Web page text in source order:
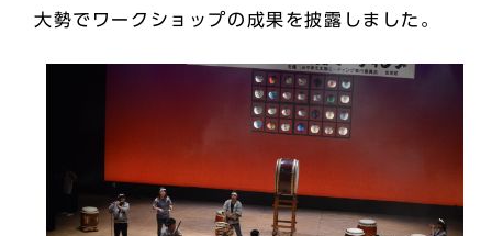
大勢でワークショップの成果を披露しました。